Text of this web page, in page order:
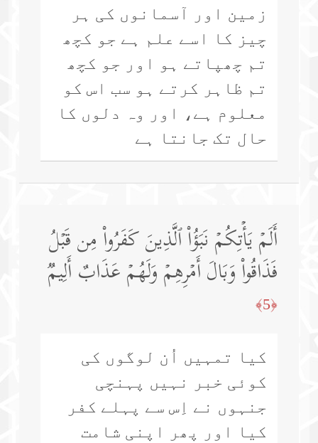
زمین اور آسمانوں کی ہر
چیز کا اسے علم ہے جو کچھ
تم چھپاتے ہو اور جو کچھ
تم ظاہر کرتے ہو سب اس کو
معلوم ہے، اور وہ دلوں کا
حال تک جانتا ہے
أَلَمۡ یَأۡتِكُمۡ نَبَؤُا۟ ٱلَّذِینَ كَفَرُوا۟ مِن قَبۡلُ
فَذَاقُوا۟ وَبَالَ أَمۡرِهِمۡ وَلَهُمۡ عَذَابٌ أَلِیمࣱ
﴿5﴾
کیا تمہیں اُن لوگوں کی
کوئی خبر نہیں پہنچی
جنہوں نے اِس سے پہلے کفر
کیا اور پھر اپنی شامت